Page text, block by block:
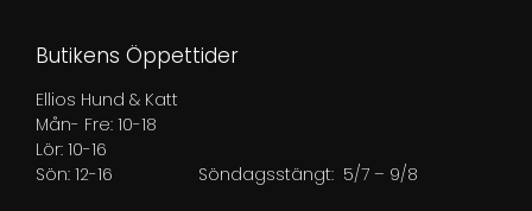
Butikens Öppettider
Ellios Hund & Katt
Mån- Fre: 10-18
Lör: 10-16
Sön: 12-16 Söndagsstängt: 5/7 – 9/8